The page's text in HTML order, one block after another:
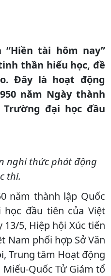
tài hôm nay”
thần hiếu học, đề
Đây là hoạt động
năm Ngày thành
Trường đại học đầu
nghi thức phát động
thi.
năm thành lập Quốc
học đầu tiên của Việt
13/5, Hiệp hội Xúc tiến
Nam phối hợp Sở Văn
Trung tâm Hoạt động
Quốc Tử Giám tổ